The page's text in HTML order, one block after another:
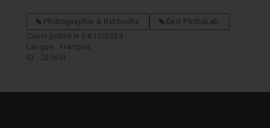
Photographie & Retouche
DxO PhotoLab
Cours publié le 04/10/2024
Langue : Français
ID : 205691